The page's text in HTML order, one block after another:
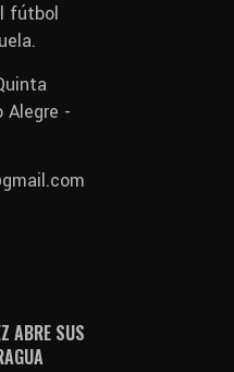
fútbol
Alegre -
ABRE SUS